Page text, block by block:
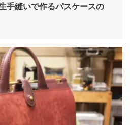
手縫いで作るパスケースの